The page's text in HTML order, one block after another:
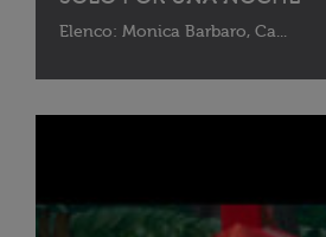
Elenco: Monica Barbaro, Ca...